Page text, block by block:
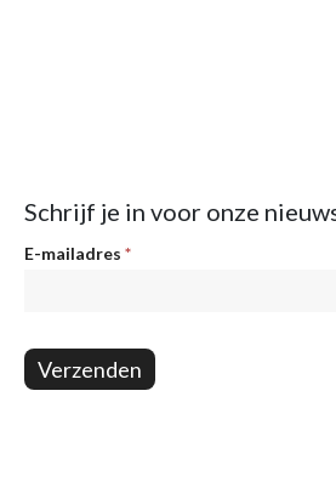
Schrijf je in voor onze
Nieuwsbrief
E-mailadres *
Verzenden